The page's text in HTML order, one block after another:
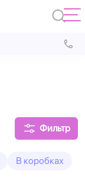
Фильтр
В коробках